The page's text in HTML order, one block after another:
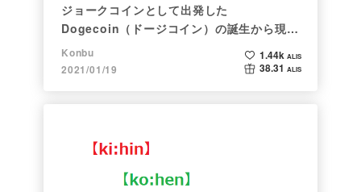
ジョークコインとして出発した
Dogecoin（ドージコイン）の誕生から現在
まで。注目される非証券性🐶
Konbu
2021/01/19
1.44k ALIS
38.31 ALIS